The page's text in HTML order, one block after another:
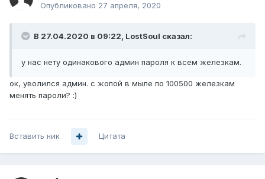
Опубликовано 27 апреля, 2020
В 27.04.2020 в 09:22, LostSoul сказал:
у нас нету одинакового админ пароля к всем железкам.
ок, уволился админ. с жопой в мыле по 100500 железкам
менять пароли? :)
Вставить ник Цитата